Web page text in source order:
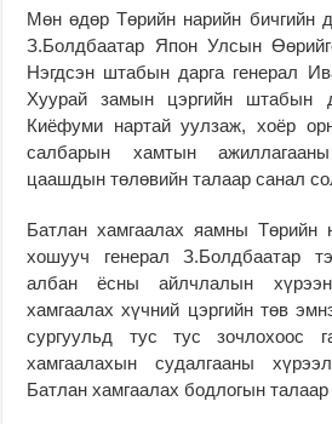
Мөн өдөр Төрийн нарийн бичгийн
З.Болдбаатар Япон Улсын
Нэгдсэн штабын дарга генерал
Хуурай замын цэргийн штабын
Киёфуми нартай уулзаж, хоёр
салбарын хамтын
цаашдын төлөвийн талаар санал
Батлан хамгаалах яамны Төрийн
хошууч генерал З.Болдбаатар
албан ёсны айлчлалын
хамгаалах хүчний цэргийн төв
сургуульд тус тус зочлохоос
хамгаалахын судалгааны
Батлан хамгаалах бодлогын